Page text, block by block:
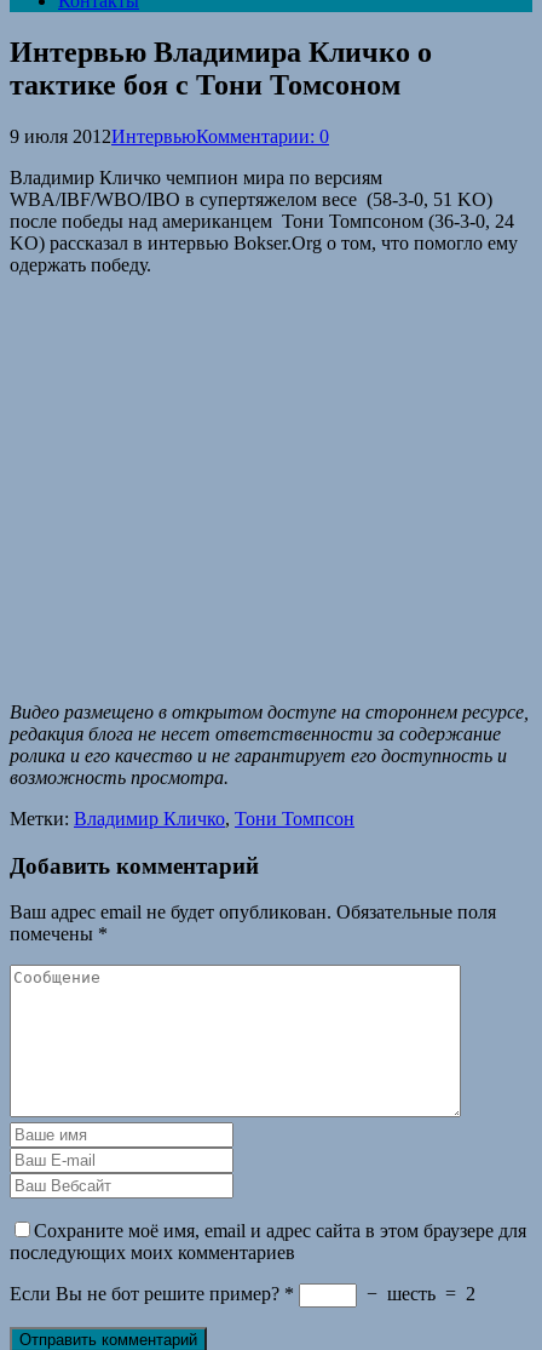
Интервью Владимира Кличко о
тактике боя с Тони Томсоном
9 июля 2012ИнтервьюКомментарии: 0
Владимир Кличко чемпион мира по версиям
WBA/IBF/WBO/IBO в супертяжелом весе (58-3-0, 51 KO)
после победы над американцем Тони Томпсоном (36-3-0, 24
KO) рассказал в интервью Bokser.Org о том, что помогло ему
одержать победу.
Видео размещено в открытом доступе на стороннем ресурсе,
редакция блога не несет ответственности за содержание
ролика и его качество и не гарантирует его доступность и
возможность просмотра.
Метки: Владимир Кличко, Тони Томпсон
Добавить комментарий
Ваш адрес email не будет опубликован. Обязательные поля
помечены *
Сохраните моё имя, email и адрес сайта в этом браузере для
последующих моих комментариев
Если Вы не бот решите пример? * − шесть = 2